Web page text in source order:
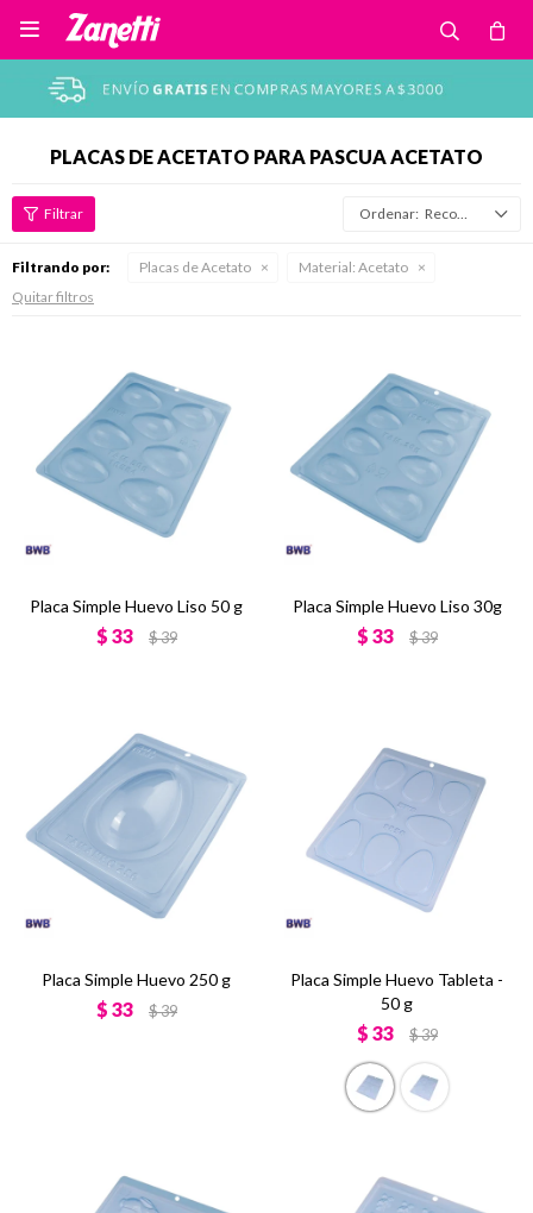

PLACAS DE ACETATO PARA PASCUA ACETATO
Recomendados
Filtrando por: Placas de Acetato Material: Acetato
Quitar filtros
Placa Simple Huevo Liso 50 g
$ 33 $39
Placa Simple Huevo Liso 30g
$ 33 $39
Placa Simple Huevo 250 g
$ 33 $39
Placa Simple Huevo Tableta -
50 g
$ 33 $39